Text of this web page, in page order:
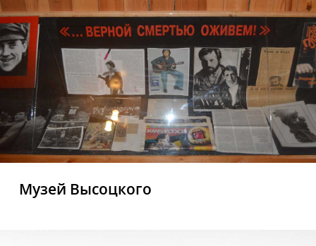
Музей Высоцкого